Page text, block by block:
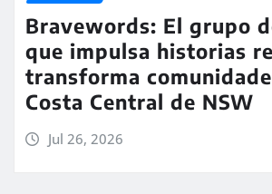
Bravewords: El grupo
que impulsa historias
transforma
Costa Central de NSW
Jul 26, 2026